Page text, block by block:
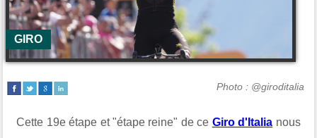
GIRO
Photo : @giroditalia
Cette 19e étape et "étape reine" de ce Giro d'Italia nous